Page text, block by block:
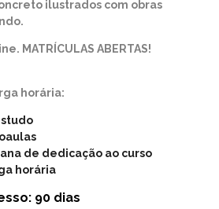
ilustrados com obras
MATRÍCULAS ABERTAS!
horária:
de dedicação ao curso
horária
90 dias